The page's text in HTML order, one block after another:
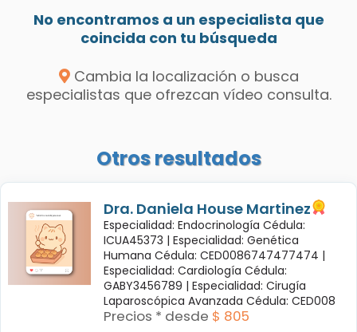
No encontramos a un especialista que
coincida con tu búsqueda
Cambia la localización o busca
especialistas que ofrezcan vídeo consulta.
Otros resultados
Dra. Daniela House Martinez
Especialidad: Endocrinología Cédula:
ICUA45373 | Especialidad: Genética
Humana Cédula: CED0086747477474 |
Especialidad: Cardiología Cédula:
GABY3456789 | Especialidad: Cirugía
Laparoscópica Avanzada Cédula: CED008
Precios * desde $ 805